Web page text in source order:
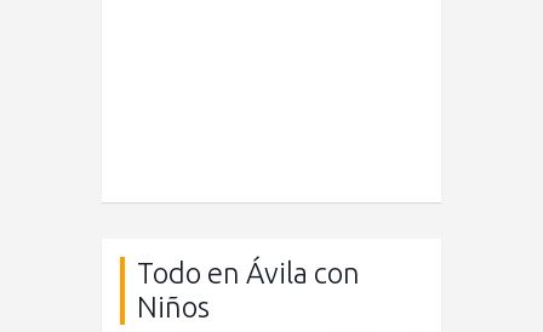
Todo en Ávila con
Niños